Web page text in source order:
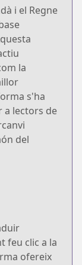
i el Regne
la
s'ha
a lectors de
del
feu clic a la
ofereix